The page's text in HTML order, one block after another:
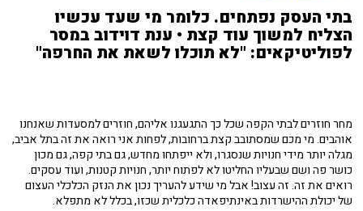
בתי העסק נפתחים. כלומר מי שעד עכשיו
הצליח למשוך עוד קצת • ענת דוידוב במסר
לפוליטיקאים: "לא תוכלו לשאת את החרפה"
מחר חוזרים לבתי הקפה שכל כך התגעגנו אליהם, חוזרים למסעדות שאנחנו
אוהבים. מי מכם שמסתובב קצת ברחובות, לפחות אני רואה את זה בתל אביב,
מגלה יותר מידי חנויות שנסגרו, ולא ייפתחו מחדש, גם בתי קפה, גם מכון
כושר פה ושם שבעליו החליטו לא לפתוח יותר, חנויות קטנות, ועוד עסקים.
רואים את זה. זה עצוב! אבל מי שידע להעריך נכון את הנזק הכלכלי העצום
של יכולת ההישרדות באינתיפאדה כלכלית שכזו, בכלל לא מתפלא.